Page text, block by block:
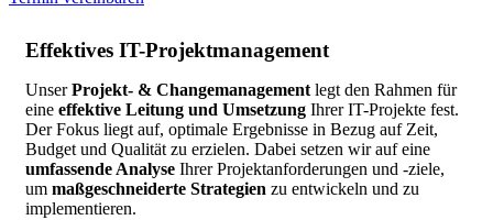
Effektives IT-Projektmanagement
UnserProjekt- & Changemanagementlegt den Rahmen für
eine effektive Leitung und Umsetzung Ihrer IT-Projekte fest.
Der Fokus liegt auf, optimale Ergebnisse in Bezug auf Zeit,
Budget und Qualität zu erzielen. Dabei setzen wir auf eine
umfassende Analyse Ihrer Projektanforderungen und -ziele,
um maßgeschneiderte Strategien zu entwickeln und zu
implementieren.